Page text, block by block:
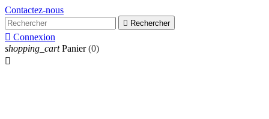
Contactez-nous
 Rechercher
 Connexion
shopping_cart Panier (0)
